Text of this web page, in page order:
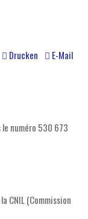
Drucken E-Mail
numéro 530 673
CNIL (Commission